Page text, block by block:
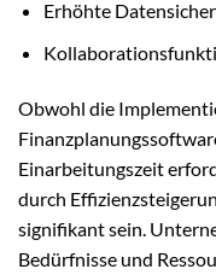
Erhöhte
Obwohl die
Einarbeitungszeit
durch
signifikant sein.
Bedürfnisse und